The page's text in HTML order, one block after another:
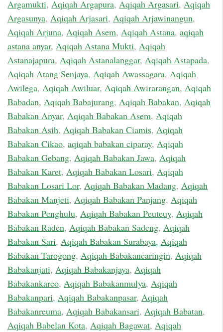
Argamukti, Aqiqah Argapura, Aqiqah Argasari, Aqiqah
Argasunya, Aqiqah Arjasari, Aqiqah Arjawinangun,
Aqiqah Arjuna, Aqiqah Asem, Aqiqah Astana, aqiqah
astana anyar, Aqiqah Astana Mukti, Aqiqah
Astanajapura, Aqiqah Astanalanggar, Aqiqah Astapada,
Aqiqah Atang Senjaya, Aqiqah Awassagara, Aqiqah
Awilega, Aqiqah Awiluar, Aqiqah Awirarangan, Aqiqah
Babadan, Aqiqah Babajurang, Aqiqah Babakan, Aqiqah
Babakan Anyar, Aqiqah Babakan Asem, Aqiqah
Babakan Asih, Aqiqah Babakan Ciamis, Aqiqah
Babakan Cikao, aqiqah babakan ciparay, Aqiqah
Babakan Gebang, Aqiqah Babakan Jawa, Aqiqah
Babakan Karet, Aqiqah Babakan Losari, Aqiqah
Babakan Losari Lor, Aqiqah Babakan Madang, Aqiqah
Babakan Manjeti, Aqiqah Babakan Panjang, Aqiqah
Babakan Penghulu, Aqiqah Babakan Peuteuy, Aqiqah
Babakan Raden, Aqiqah Babakan Sadeng, Aqiqah
Babakan Sari, Aqiqah Babakan Surabaya, Aqiqah
Babakan Tarogong, Aqiqah Babakancaringin, Aqiqah
Babakanjati, Aqiqah Babakanjaya, Aqiqah
Babakankareo, Aqiqah Babakanmulya, Aqiqah
Babakanpari, Aqiqah Babakanpasar, Aqiqah
Babakanreuma, Aqiqah Babakansari, Aqiqah Babatan,
Aqiqah Babelan Kota, Aqiqah Bagawat, Aqiqah